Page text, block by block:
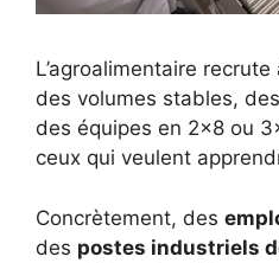
L’agroalimentaire
des volumes stables,
des équipes en 2×8 ou
ceux qui veulent
Concrètement, des
des postes industriels